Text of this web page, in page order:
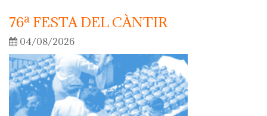
76ª FESTA DEL CÀNTIR
04/08/2026